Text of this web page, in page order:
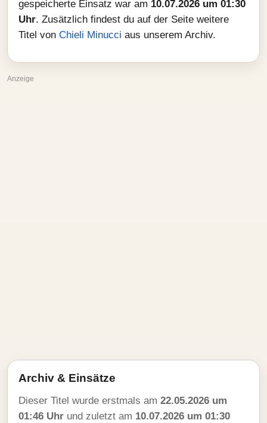
gespeicherte Einsatz war am 10.07.2026 um 01:30
Uhr. Zusätzlich findest du auf der Seite weitere
Titel von Chieli Minucci aus unserem Archiv.
Anzeige
Archiv & Einsätze
Dieser Titel wurde erstmals am 22.05.2026 um
01:46 Uhr und zuletzt am 10.07.2026 um 01:30